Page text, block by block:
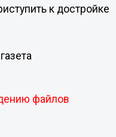
к достройке
файлов